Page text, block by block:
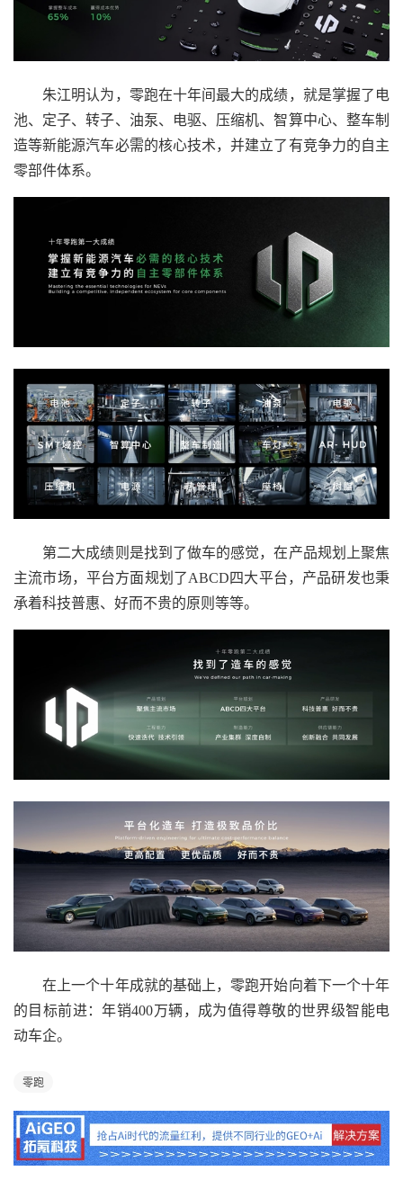
朱江明认为，零跑在十年间最大的成绩，就是掌握了电
池、定子、转子、油泵、电驱、压缩机、智算中心、整车制
造等新能源汽车必需的核心技术，并建立了有竞争力的自主
零部件体系。
第二大成绩则是找到了做车的感觉，在产品规划上聚焦
主流市场，平台方面规划了ABCD四大平台，产品研发也秉
承着科技普惠、好而不贵的原则等等。
在上一个十年成就的基础上，零跑开始向着下一个十年
的目标前进：年销400万辆，成为值得尊敬的世界级智能电
动车企。
零跑